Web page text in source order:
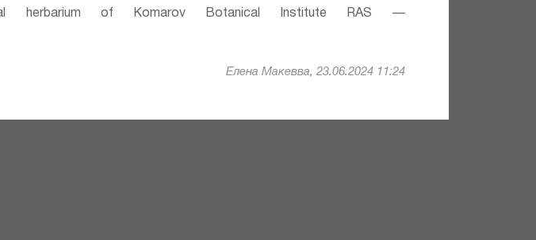
herbarium of Komarov Botanical Institute RAS —
Елена Макевва, 23.06.2024 11:24